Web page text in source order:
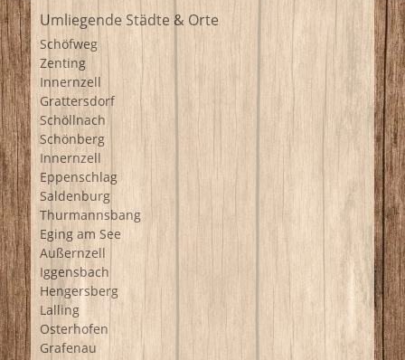
Umliegende Städte & Orte
Schöfweg
Zenting
Innernzell
Grattersdorf
Schöllnach
Schönberg
Innernzell
Eppenschlag
Saldenburg
Thurmannsbang
Eging am See
Außernzell
Iggensbach
Hengersberg
Lalling
Osterhofen
Grafenau